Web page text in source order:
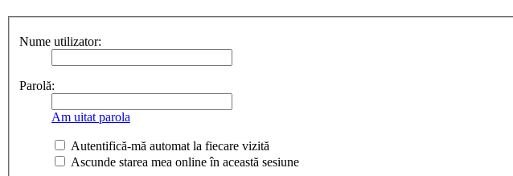
Nume utilizator:
Parolă:
Am uitat parola
Autentifică-mă automat la fiecare vizită
Ascunde starea mea online în această sesiune